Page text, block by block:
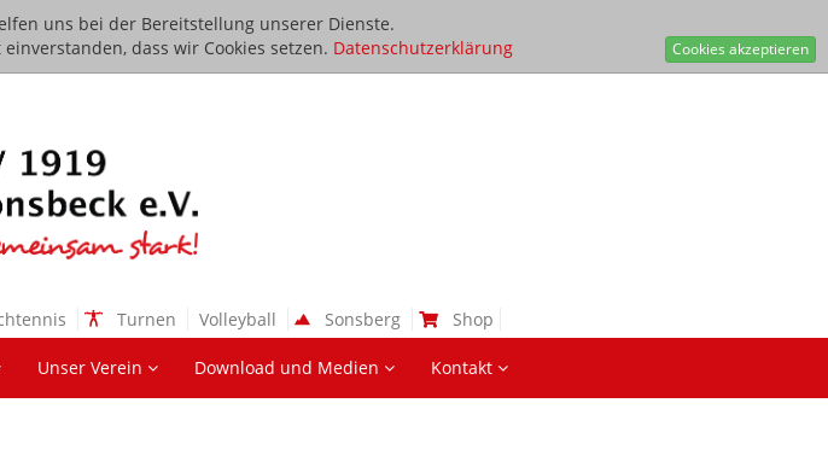
uns bei der Bereitstellung unserer Dienste.
dass wir Cookies setzen. Datenschutzerklärung Cookies akzeptieren
Turnen Volleyball Sonsberg Shop
Unser Verein Download und Medien Kontakt